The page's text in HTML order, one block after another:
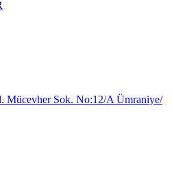
Mücevher Sok. No:12/A Ümraniye/